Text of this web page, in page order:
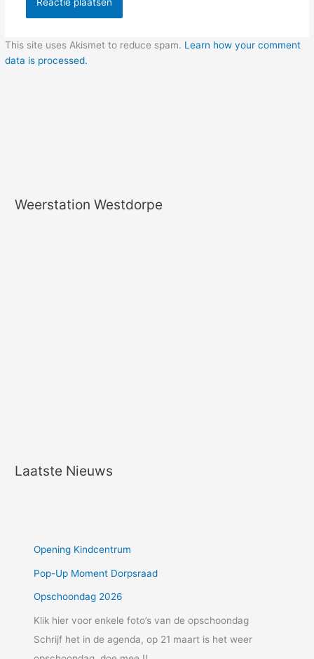
This site uses Akismet to reduce spam. Learn how your comment
data is processed.
Weerstation Westdorpe
Laatste Nieuws
Opening Kindcentrum
Pop-Up Moment Dorpsraad
Opschoondag 2026
Klik hier voor enkele foto’s van de opschoondag
Schrijf het in de agenda, op 21 maart is het weer